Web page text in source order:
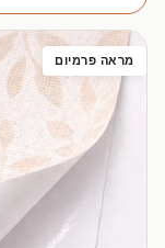
מראה פרמיום